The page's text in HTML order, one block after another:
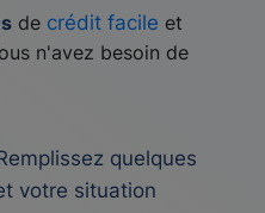
de crédit facile et
n'avez besoin de
quelques
votre situation